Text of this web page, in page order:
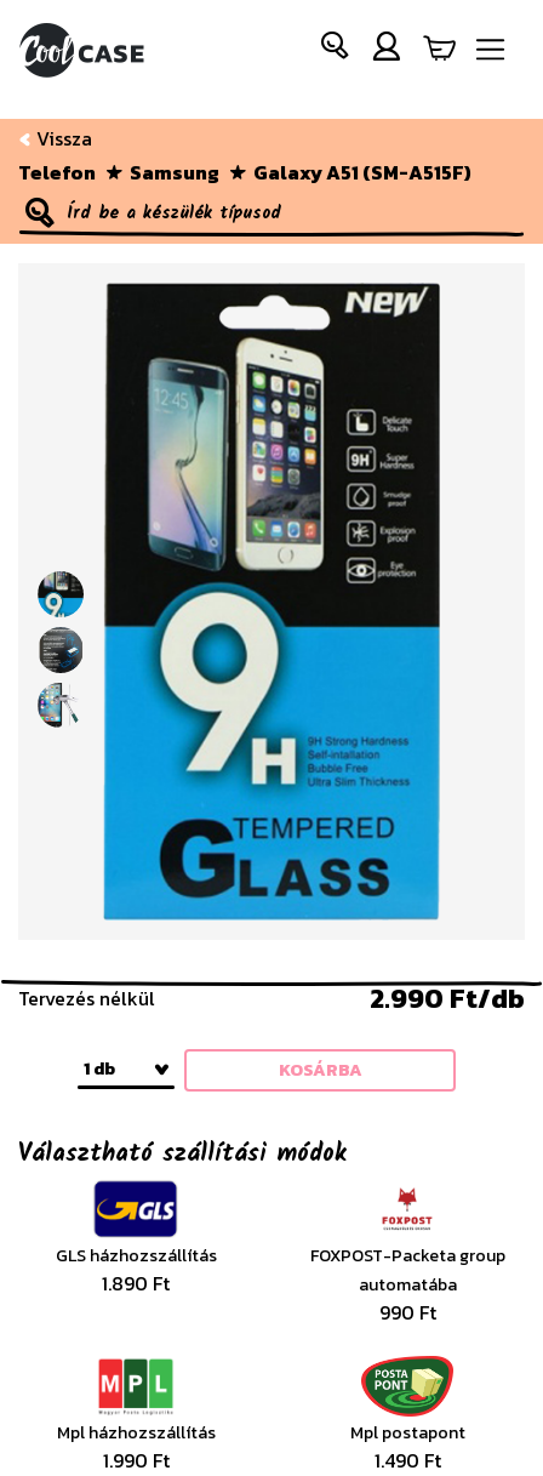
Vissza
Telefon
Samsung Galaxy A51 (SM-A515F)
Tervezés nélkül 2.990 Ft/db
1 db KOSÁRBA
Választható szállítási módok
GLS házhozszállítás
1.890 Ft
FOXPOST-Packeta group
automatába
990 Ft
Mpl házhozszállítás
1.990 Ft
Mpl postapont
1.490 Ft